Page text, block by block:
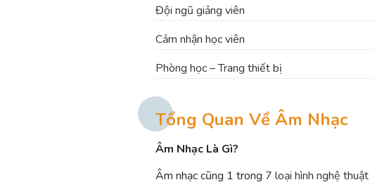
Đội ngũ giảng viên
Cảm nhận học viên
Phòng học – Trang thiết bị
Tổng Quan Về Âm Nhạc
Âm Nhạc Là Gì?
Âm nhạc cũng 1 trong 7 loại hình nghệ thuật